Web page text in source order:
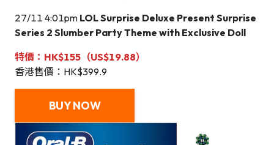
27/11 4:01pm LOL Surprise Deluxe Present Surprise
Series 2 Slumber Party Theme with Exclusive Doll
特價：HK$155（US$19.88）
香港售價：HK$399.9
BUY NOW